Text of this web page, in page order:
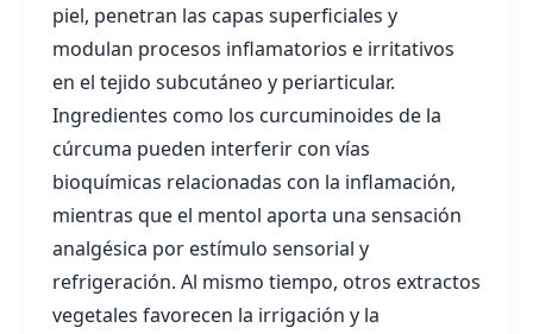
piel, penetran las capas superficiales y
modulan procesos inflamatorios e irritativos
en el tejido subcutáneo y periarticular.
Ingredientes como los curcuminoides de la
cúrcuma pueden interferir con vías
bioquímicas relacionadas con la inflamación,
mientras que el mentol aporta una sensación
analgésica por estímulo sensorial y
refrigeración. Al mismo tiempo, otros extractos
vegetales favorecen la irrigación y la